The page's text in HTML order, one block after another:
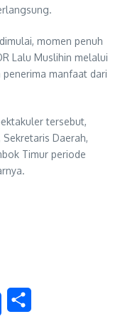
momen penuh
Lalu Muslihin melalui
manfaat dari
tersebut,
Daerah,
Timur periode